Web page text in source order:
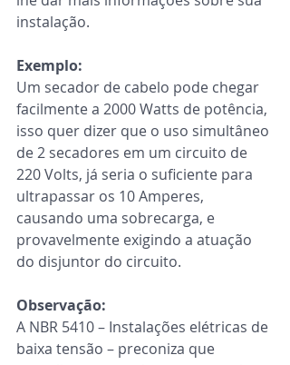
instalação.
Exemplo:
Um secador de cabelo pode chegar
facilmente a 2000 Watts de potência,
isso quer dizer que o uso simultâneo
de 2 secadores em um circuito de
220 Volts, já seria o suficiente para
ultrapassar os 10 Amperes,
causando uma sobrecarga, e
provavelmente exigindo a atuação
do disjuntor do circuito.
Observação:
A NBR 5410 – Instalações elétricas de
baixa tensão – preconiza que